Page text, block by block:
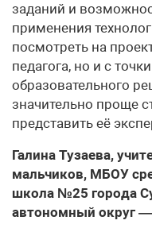
заданий и
применения
посмотреть на
педагога, но и с
образовательного
значительно проще
представить её
Галина Тузаева,
мальчиков, МБОУ
школа №25 города
автономный округ